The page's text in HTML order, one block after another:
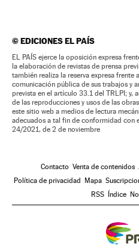
©EDICIONES EL PAÍS
EL PAÍS ejerce la oposición expresa
la elaboración de revistas de prensa
también realiza la reserva expresa
comunicación pública de sus trabajos y
prevista en el artículo 33.1 del TRLPI; y,
de las reproducciones y usos de las
este sitio web a medios de lectura
adecuados a tal fin de conformidad con
24/2021, de 2 de noviembre
Contacto Venta de contenidos
Política de privacidad
Mapa
RSS
Índice